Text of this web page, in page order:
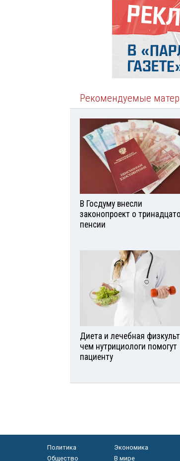
Рекомендуемые
В Госдуму внесли
законопроект о
пенсии
Диета и лечебная
чем нутрициологи помогут
пациенту
Политика
Экономика
Общество
В мире